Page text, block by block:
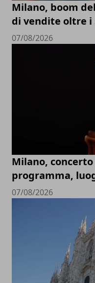
Milano, boom
di vendite oltre
07/08/2026
Milano,
programma,
07/08/2026